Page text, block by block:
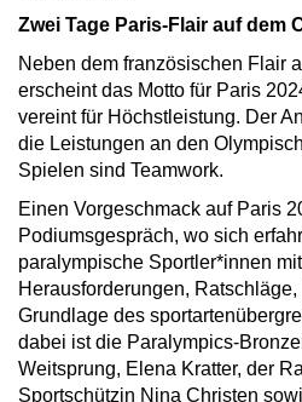
Zwei Tage Paris-Flair auf dem
Neben dem französischen Flair
erscheint das Motto für Paris
vereint für Höchstleistung. Der
die Leistungen an den
Spielen sind Teamwork.
Einen Vorgeschmack auf Paris
Podiumsgespräch, wo sich
paralympische Sportler*innen
Herausforderungen, Ratschläge,
Grundlage des
dabei ist die Paralympics-
Weitsprung, Elena Kratter, der
Sportschützin Nina Christen